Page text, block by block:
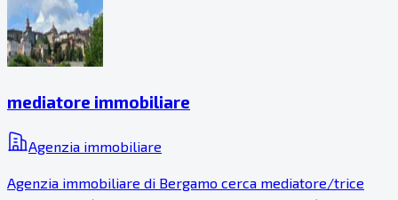
mediatore immobiliare
Agenzia immobiliare
Agenzia immobiliare di Bergamo cerca mediatore/trice